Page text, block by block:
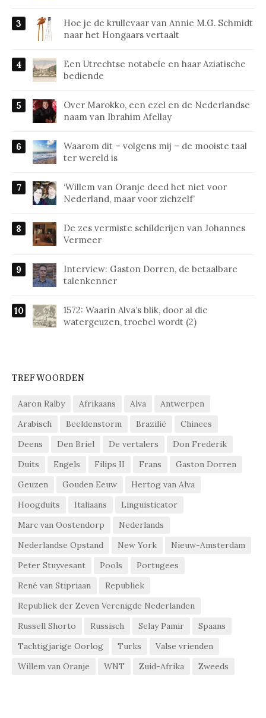
Hoe je de krullevaar van Annie M.G. Schmidt
naar het Hongaars vertaalt
Een Utrechtse notabele en haar Aziatische
bediende
Over Marokko, een ezel en de Nederlandse
naam van Ibrahim Afellay
Waarom dit – volgens mij – de mooiste taal
ter wereld is
‘Willem van Oranje deed het niet voor
Nederland, maar voor zichzelf’
De zes vermiste schilderijen van Johannes
Vermeer
Interview: Gaston Dorren, de betaalbare
talenkenner
1572: Waarin Alva’s blik, door al die
watergeuzen, troebel wordt (2)
TREFWOORDEN
Aaron Ralby Afrikaans Alva
Antwerpen
Arabisch
Beeldenstorm Brazilië
Chinees
Deens
Den Briel De vertalers
Don Frederik
Duits
Engels Filips II Frans
Gaston Dorren
Geuzen
Gouden Eeuw
Hertog van Alva
Hoogduits
Italiaans
Linguisticator
Marc van Oostendorp
Nederlands
Nederlandse Opstand
New York
Nieuw-Amsterdam
Peter Stuyvesant
Pools
Portugees
René van Stipriaan
Republiek
Republiek der Zeven Verenigde Nederlanden
Russell Shorto
Russisch Selay Pamir
Spaans
Tachtigjarige Oorlog
Turks
Valse vrienden
Willem van Oranje
WNT Zuid-Afrika Zweeds